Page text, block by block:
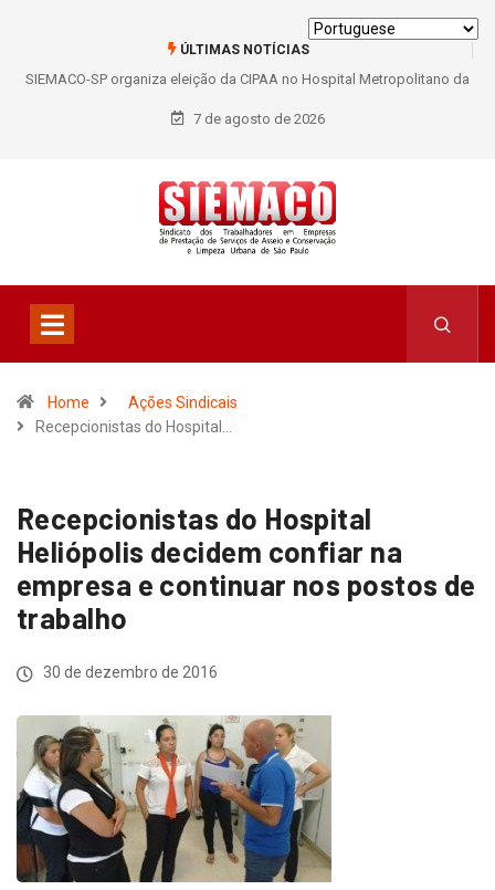
ÚLTIMAS NOTÍCIAS
SIEMACO-SP organiza eleição da CIPAA no Hospital Metropolitano da
Lapa e fortalece participação dos trabalhadores
7 de agosto de 2026
Home
Ações Sindicais
Recepcionistas do Hospital…
Recepcionistas do Hospital
Heliópolis decidem confiar na
empresa e continuar nos postos de
trabalho
30 de dezembro de 2016